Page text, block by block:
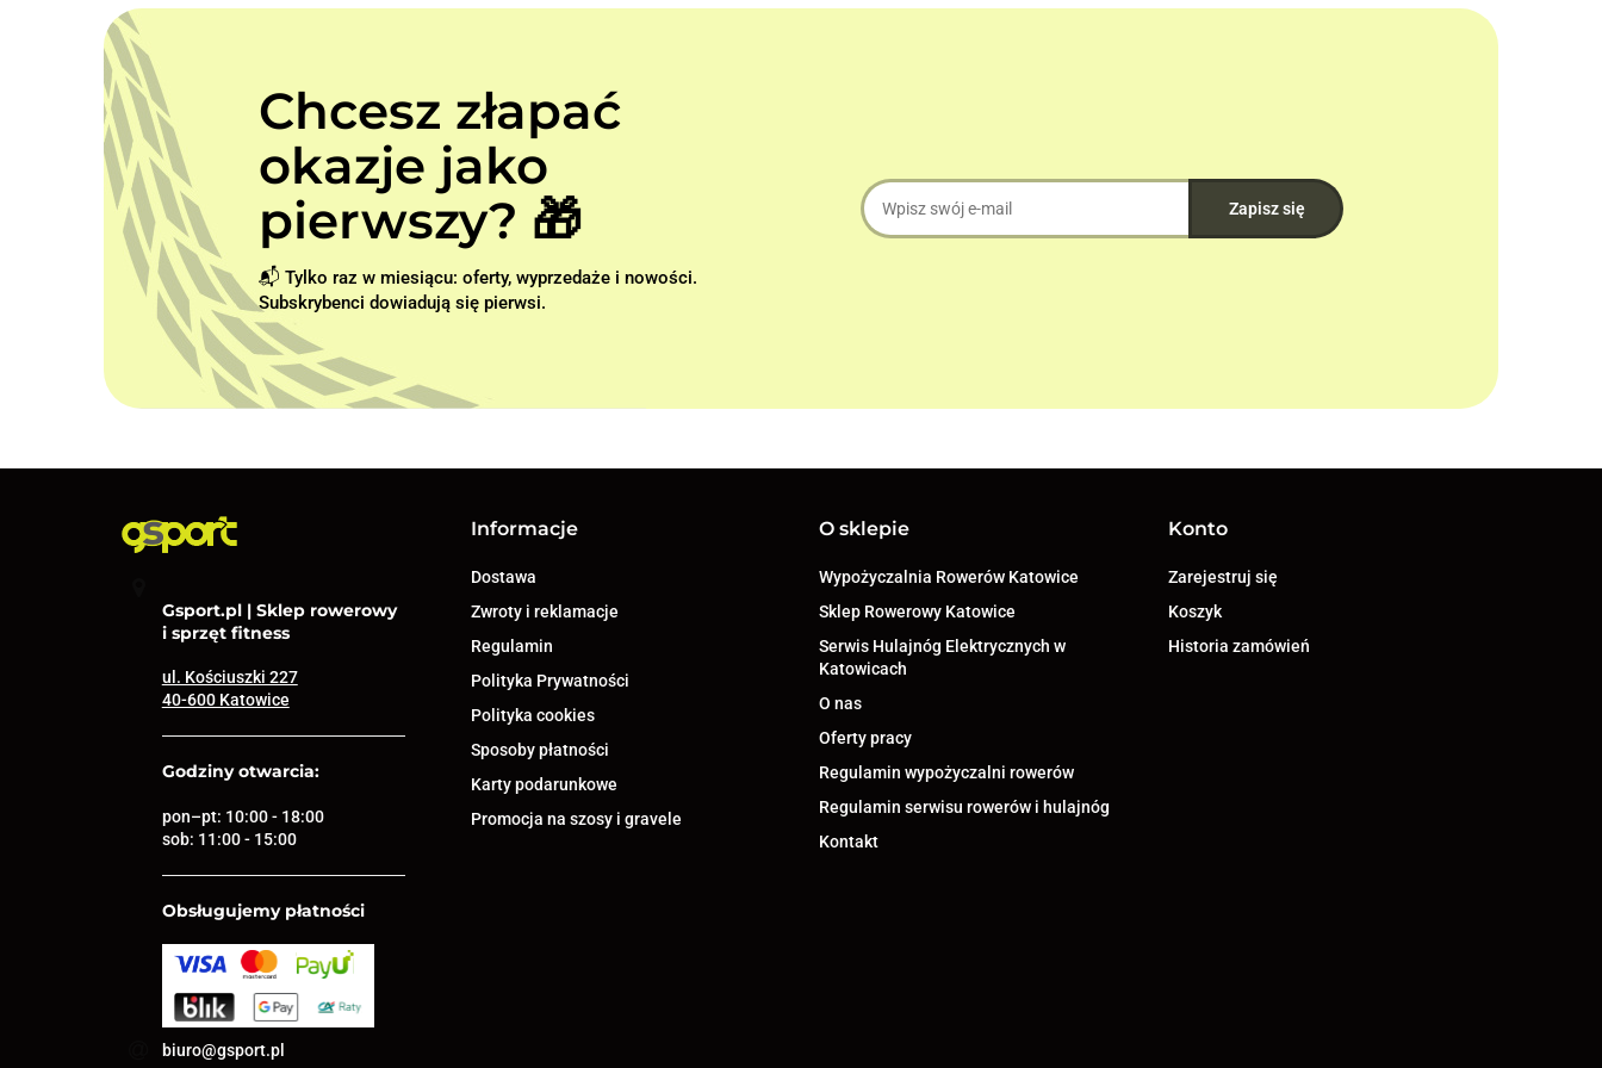
Chcesz złapać
okazje jako
pierwszy? 🎁
📬 Tylko raz w miesiącu: oferty, wyprzedaże i nowości.
Subskrybenci dowiadują się pierwsi.
Gsport.pl | Sklep rowerowy
i sprzęt fitness
ul. Kościuszki 227
40-600 Katowice
Godziny otwarcia:
pon–pt: 10:00 - 18:00
sob: 11:00 - 15:00
Obsługujemy płatności
biuro@gsport.pl
Informacje
Dostawa
Zwroty i reklamacje
Regulamin
Polityka Prywatności
Polityka cookies
Sposoby płatności
Karty podarunkowe
Promocja na szosy i gravele
O sklepie
Wypożyczalnia Rowerów Katowice
Sklep Rowerowy Katowice
Serwis Hulajnóg Elektrycznych w
Katowicach
O nas
Oferty pracy
Regulamin wypożyczalni rowerów
Regulamin serwisu rowerów i hulajnóg
Kontakt
Konto
Zarejestruj się
Koszyk
Historia zamówień